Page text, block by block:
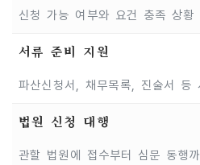
신청 가능 여부와 요건 충족 상황
서류 준비 지원
파산신청서, 채무목록, 진술서 등
법원 신청 대행
관할 법원에 접수부터 심문 동행